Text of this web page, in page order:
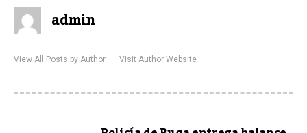
admin
View All Posts by Author Visit Author Website